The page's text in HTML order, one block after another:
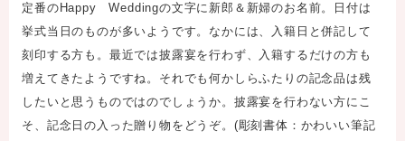
定番のHappy Weddingの文字に新郎＆新婦のお名前。日付は
挙式当日のものが多いようです。なかには、入籍日と併記して
刻印する方も。最近では披露宴を行わず、入籍するだけの方も
増えてきたようですね。それでも何かしらふたりの記念品は残
したいと思うものではのでしょうか。披露宴を行わない方にこ
そ、記念日の入った贈り物をどうぞ。(彫刻書体：かわいい筆記